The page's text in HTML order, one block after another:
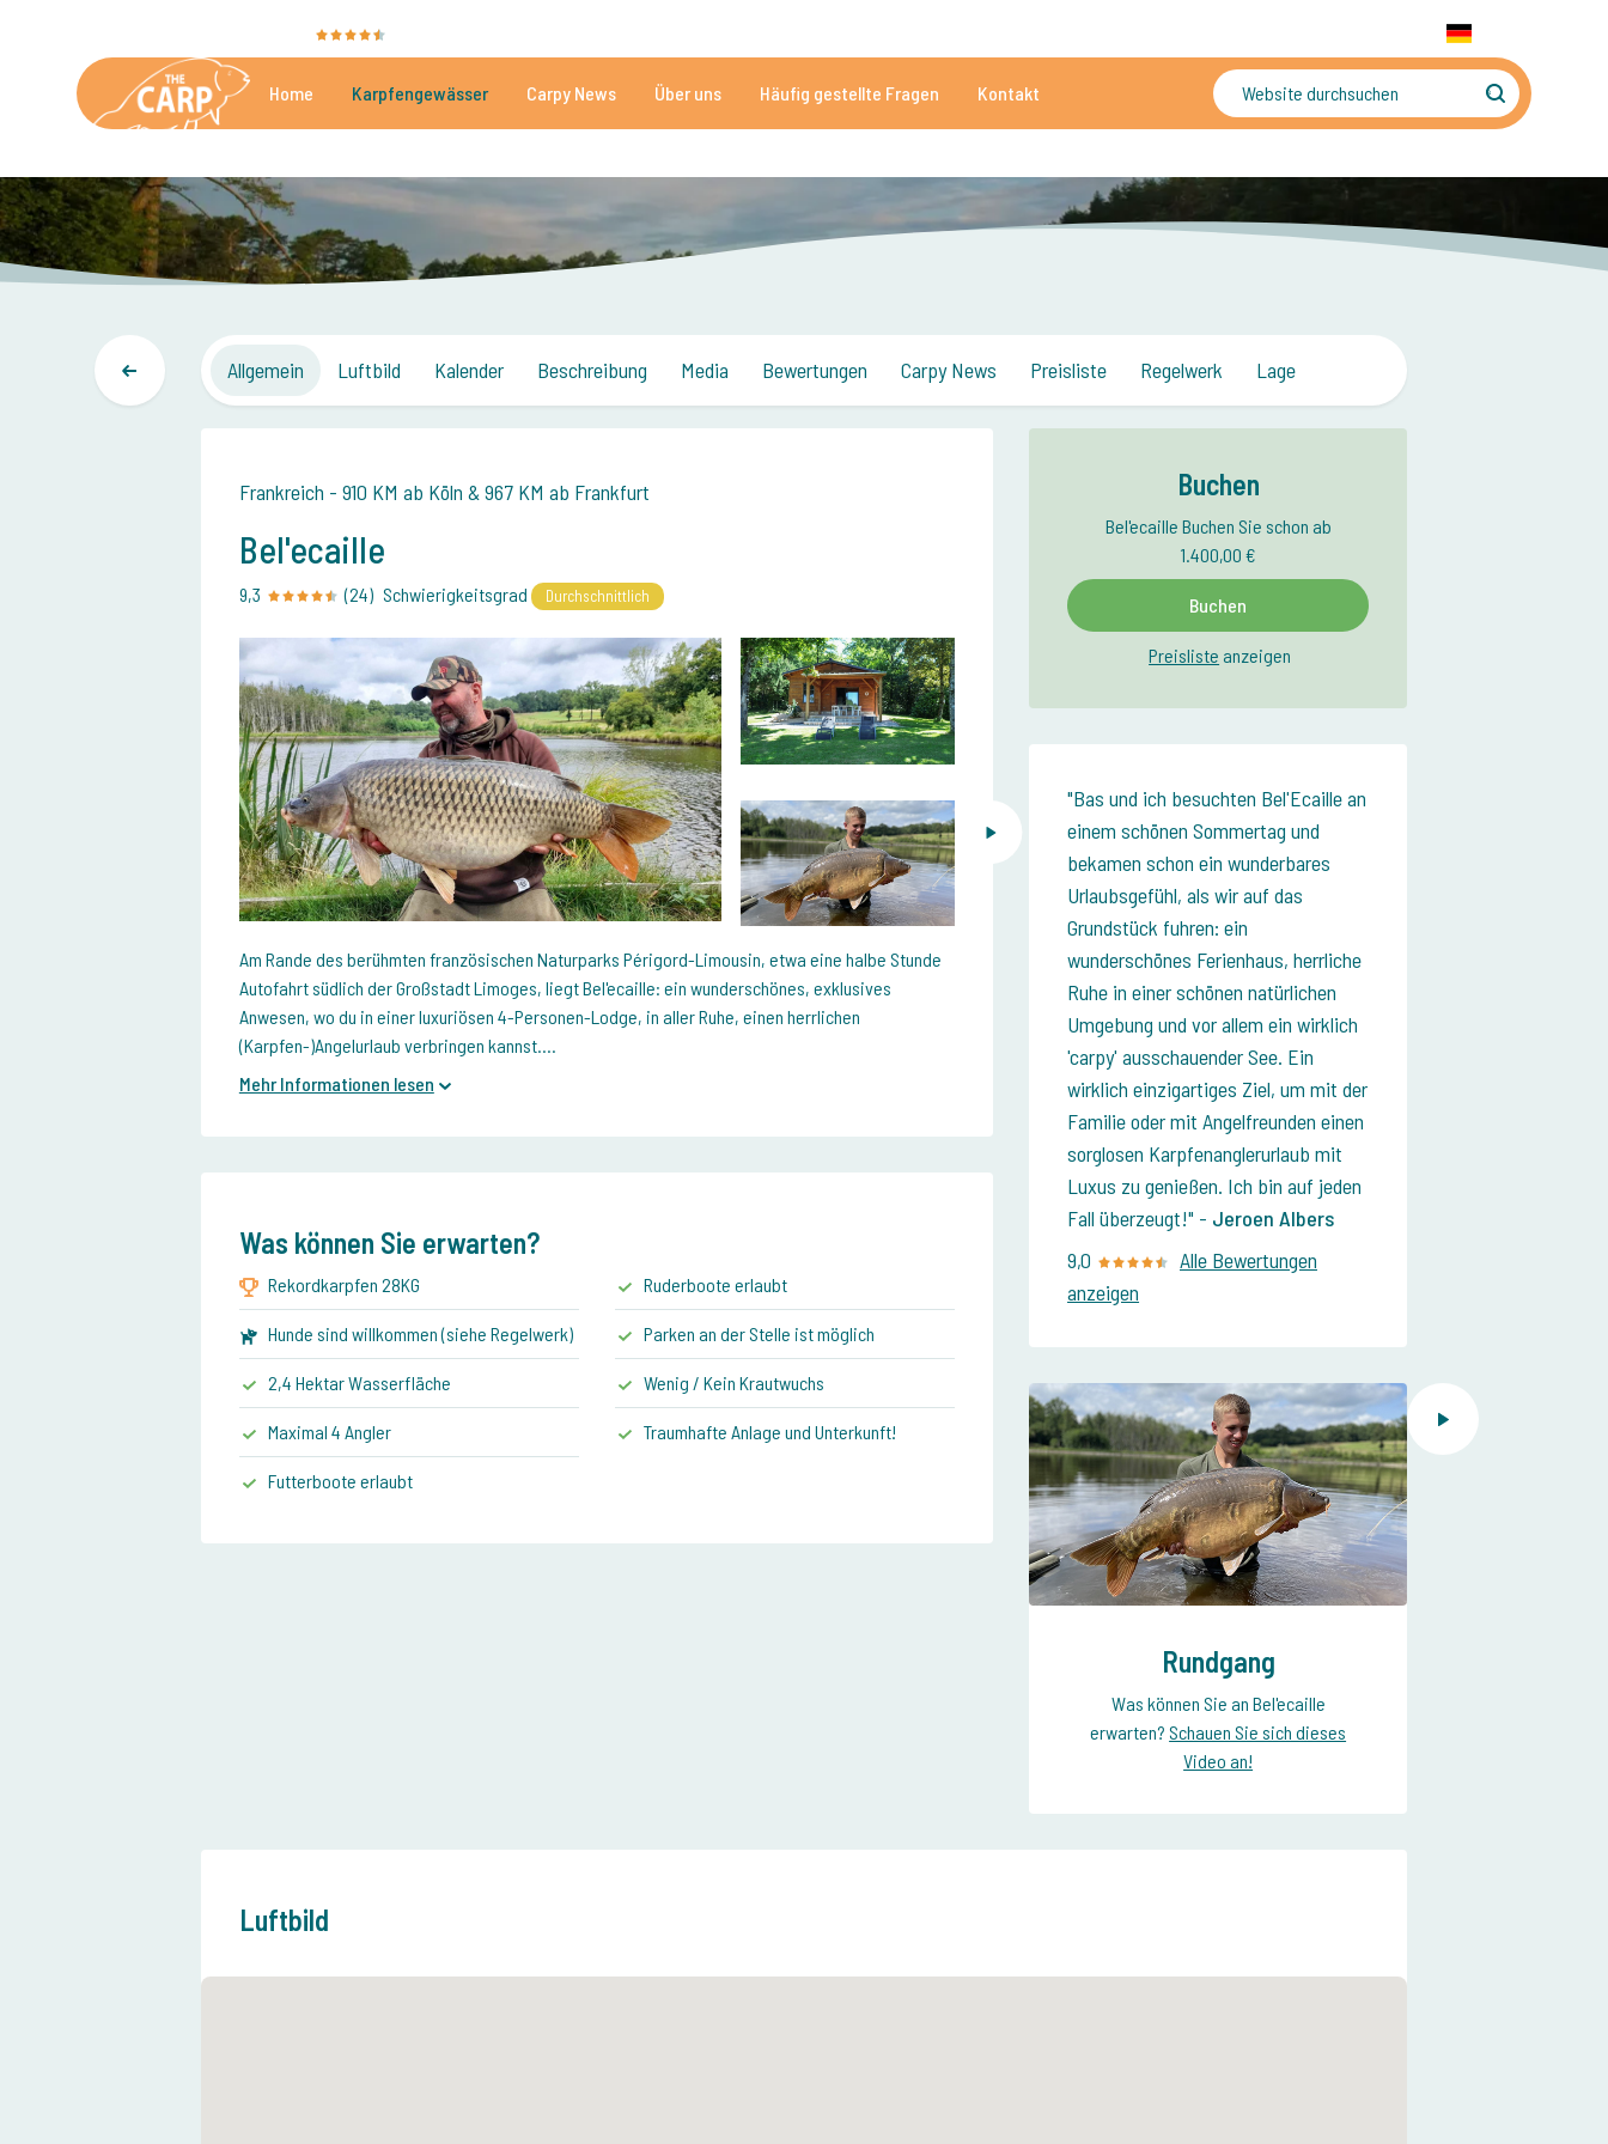
Home Karpfengewässer Carpy News Über uns Häufig gestellte Fragen Kontakt
Allgemein Luftbild Kalender Beschreibung Media Bewertungen Carpy News Preisliste Regelwerk Lage
Frankreich - 910 KM ab Köln & 967 KM ab Frankfurt
Bel'ecaille
9,3 (24) Schwierigkeitsgrad Durchschnittlich
Am Rande des berühmten französischen Naturparks Périgord-Limousin, etwa eine halbe Stunde
Autofahrt südlich der Großstadt Limoges, liegt Bel'ecaille: ein wunderschönes, exklusives
Anwesen, wo du in einer luxuriösen 4-Personen-Lodge, in aller Ruhe, einen herrlichen
(Karpfen-)Angelurlaub verbringen kannst....
Mehr Informationen lesen
Was können Sie erwarten?
Rekordkarpfen 28KG
Hunde sind willkommen (siehe Regelwerk)
2,4 Hektar Wasserfläche
Maximal 4 Angler
Futterboote erlaubt
Ruderboote erlaubt
Parken an der Stelle ist möglich
Wenig / Kein Krautwuchs
Traumhafte Anlage und Unterkunft!
Buchen
Bel'ecaille Buchen Sie schon ab
1.400,00 €
Buchen
Preisliste anzeigen
Bas und ich besuchten Bel'Ecaille an
einem schönen Sommertag und
bekamen schon ein wunderbares
Urlaubsgefühl, als wir auf das
Grundstück fuhren: ein
wunderschönes Ferienhaus, herrliche
Ruhe in einer schönen natürlichen
Umgebung und vor allem ein wirklich
'carpy' ausschauender See. Ein
wirklich einzigartiges Ziel, um mit der
Familie oder mit Angelfreunden einen
sorglosen Karpfenanglerurlaub mit
Luxus zu genießen. Ich bin auf jeden
Fall überzeugt! - Jeroen Albers
9,0
Alle Bewertungen
anzeigen
Rundgang
Was können Sie an Bel'ecaille
erwarten? Schauen Sie sich dieses
Video an!
Luftbild